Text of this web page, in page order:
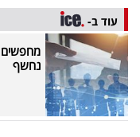
פרסמו
באייס
עקבו
עוד ב-
מחפשים
נחשף